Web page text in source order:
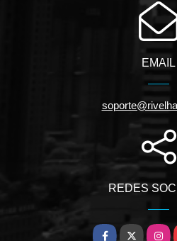
EMAIL
REDES
Facebook
X